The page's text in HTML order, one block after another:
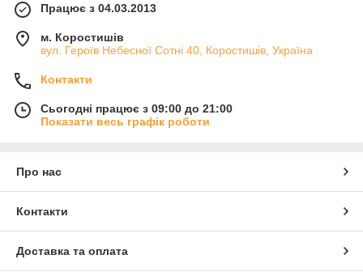
Працює з 04.03.2013
м. Коростишів
вул. Героїв Небесної Сотні 40, Коростишів, Україна
Контакти
Сьогодні працює з 09:00 до 21:00
Показати весь графік роботи
Про нас
Контакти
Доставка та оплата